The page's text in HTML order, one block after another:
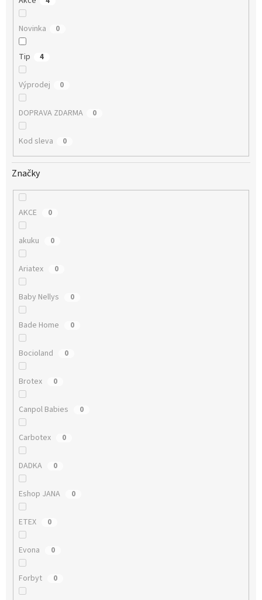
Novinka 0
Tip 4
Výprodej 0
DOPRAVA ZDARMA 0
Kod sleva 0
Značky
AKCE 0
akuku 0
Ariatex 0
Baby Nellys 0
Bade Home 0
Bocioland 0
Brotex 0
Canpol Babies 0
Carbotex 0
DADKA 0
Eshop JANA 0
ETEX 0
Evona 0
Forbyt 0